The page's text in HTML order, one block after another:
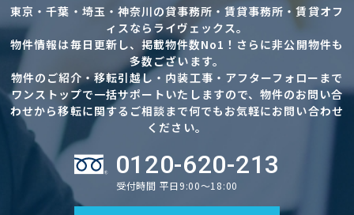
東京・千葉・埼玉・神奈川の貸事務所・賃貸事務所・賃貸オフ
ィスならライヴェックス。
物件情報は毎日更新し、掲載物件数No1！さらに非公開物件も
多数ございます。
物件のご紹介・移転引越し・内装工事・アフターフォローまで
ワンストップで一括サポートいたしますので、物件のお問い合
わせから移転に関するご相談まで何でもお気軽にお問い合わせ
ください。
0120-620-213
受付時間 平日9:00～18:00